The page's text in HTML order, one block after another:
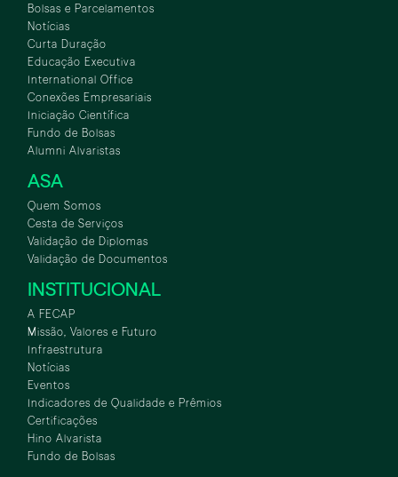
Bolsas e Parcelamentos
Notícias
Curta Duração
Educação Executiva
International Office
Conexões Empresariais
Iniciação Científica
Fundo de Bolsas
Alumni Alvaristas
ASA
Quem Somos
Cesta de Serviços
Validação de Diplomas
Validação de Documentos
INSTITUCIONAL
A FECAP
Missão, Valores e Futuro
Infraestrutura
Notícias
Eventos
Indicadores de Qualidade e Prêmios
Certificações
Hino Alvarista
Fundo de Bolsas